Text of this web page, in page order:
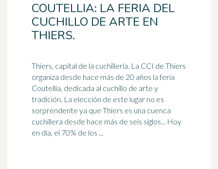
COUTELLIA: LA FERIA DEL
CUCHILLO DE ARTE EN
THIERS.
Thiers, capital de la cuchillería. La CCI de Thiers
organiza desde hace más de 20 años la feria
Coutellia, dedicada al cuchillo de arte y
tradición. La elección de este lugar no es
sorprendente ya que Thiers es una cuenca
cuchillera desde hace más de seis siglos... Hoy
en día, el 70% de los ...